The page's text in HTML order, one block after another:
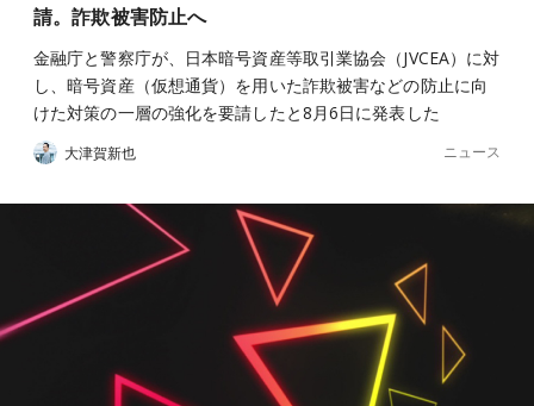
請。詐欺被害防止へ
金融庁と警察庁が、日本暗号資産等取引業協会（JVCEA）に対
し、暗号資産（仮想通貨）を用いた詐欺被害などの防止に向
けた対策の一層の強化を要請したと8月6日に発表した
大津賀新也 ニュース